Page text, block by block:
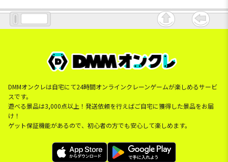
DMMオンクレは自宅にて24時間オンラインクレーンゲームが楽しめるサービ
スです。
遊べる景品は3,000点以上！発送依頼を行えばご自宅に獲得した景品をお届
け！
ゲット保証機能があるので、初心者の方でも安心して楽しめます。